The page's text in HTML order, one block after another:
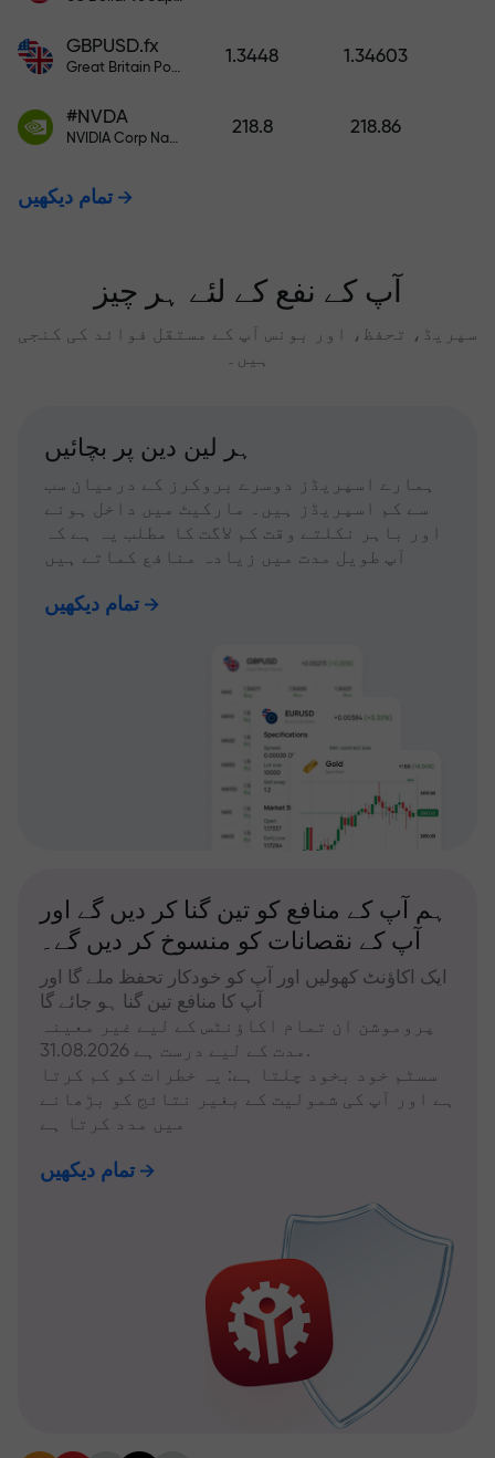
GBPUSD.fx
Great Britain Pound vs US Dollar
1.3448 1.34603
#NVDA
NVIDIA Corp Nasdaq Stock Exchange (Nasdaq) USD
218.8 218.86
تمام دیکھیں
آپ کے نفع کے لئے ہر چیز
سپریڈ، تحفظ، اور بونس آپ کے مستقل فوائد کی کنجی
ہیں۔
ہر لین دین پر بچائیں
ہمارے اسپریڈز دوسرے بروکرز کے درمیان سب
سے کم اسپریڈز ہیں۔ مارکیٹ میں داخل ہونے
اور باہر نکلتے وقت کم لاگت کا مطلب یہ ہے کہ
آپ طویل مدت میں زیادہ منافع کماتے ہیں
تمام دیکھیں
ہم آپ کے منافع کو تین گنا کر دیں گے اور
آپ کے نقصانات کو منسوخ کر دیں گے۔
ایک اکاؤنٹ کھولیں اور آپ کو خودکار تحفظ ملے گا اور
آپ کا منافع تین گنا ہو جائے گا
پروموشن ان تمام اکاؤنٹس کے لیے غیر معینہ
مدت کے لیے درست ہے 31.08.2026.
سسٹم خود بخود چلتا ہے: یہ خطرات کو کم کرتا
ہے اور آپ کی شمولیت کے بغیر نتائج کو بڑھانے
میں مدد کرتا ہے
تمام دیکھیں